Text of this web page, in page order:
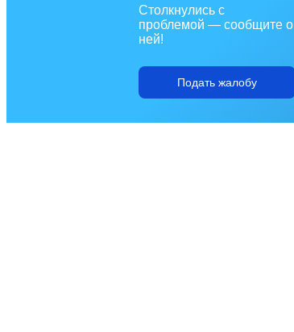
Столкнулись с
проблемой — сообщите о
ней!
Подать жалобу